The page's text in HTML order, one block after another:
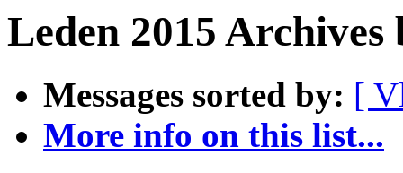
Leden 2015 Archives
Messages sorted by: [
More info on this list...